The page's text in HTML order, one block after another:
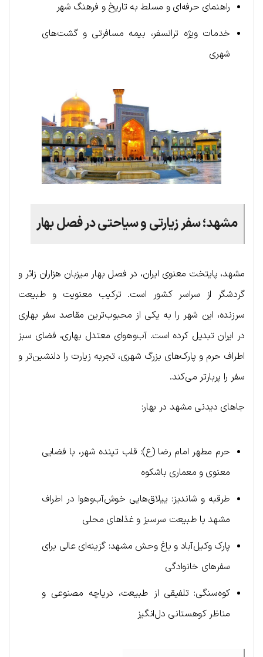
راهنمای حرفه‌ای و مسلط به تاریخ و فرهنگ شهر
خدمات ویژه ترانسفر، بیمه مسافرتی و گشت‌های
شهری
مشهد؛ سفر زیارتی و سیاحتی در فصل بهار
مشهد، پایتخت معنوی ایران، در فصل بهار میزبان هزاران زائر و
گردشگر از سراسر کشور است. ترکیب معنویت و طبیعت
سرزنده، این شهر را به یکی از محبوب‌ترین مقاصد سفر بهاری
در ایران تبدیل کرده است. آب‌و‌هوای معتدل بهاری، فضای سبز
اطراف حرم و پارک‌های بزرگ شهری، تجربه زیارت را دلنشین‌تر و
سفر را پربارتر می‌کند.
جاهای دیدنی مشهد در بهار:
حرم مطهر امام رضا (ع): قلب تپنده شهر، با فضایی
معنوی و معماری باشکوه
طرقبه و شاندیز: ییلاق‌هایی خوش‌آب‌وهوا در اطراف
مشهد با طبیعت سرسبز و غذاهای محلی
پارک وکیل‌آباد و باغ وحش مشهد: گزینه‌ای عالی برای
سفرهای خانوادگی
کوه‌سنگی: تلفیقی از طبیعت، دریاچه مصنوعی و
مناظر کوهستانی دل‌انگیز